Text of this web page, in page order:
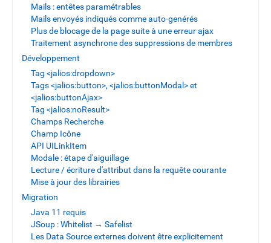
Mails : entêtes paramétrables
Mails envoyés indiqués comme auto-genérés
Plus de blocage de la page suite à une erreur ajax
Traitement asynchrone des suppressions de membres
Développement
Tag <jalios:dropdown>
Tags <jalios:button>, <jalios:buttonModal> et
<jalios:buttonAjax>
Tag <jalios:noResult>
Champs Recherche
Champ Icône
API UILinkItem
Modale : étape d'aiguillage
Lecture / écriture d'attribut dans la requête courante
Mise à jour des librairies
Migration
Java 11 requis
JSoup : Whitelist → Safelist
Les Data Source externes doivent être explicitement